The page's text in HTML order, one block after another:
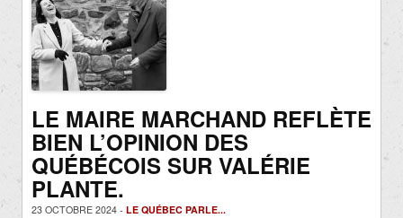
LE MAIRE MARCHAND REFLÈTE
BIEN L’OPINION DES
QUÉBÉCOIS SUR VALÉRIE
PLANTE.
23 OCTOBRE 2024 - LE QUÉBEC PARLE...